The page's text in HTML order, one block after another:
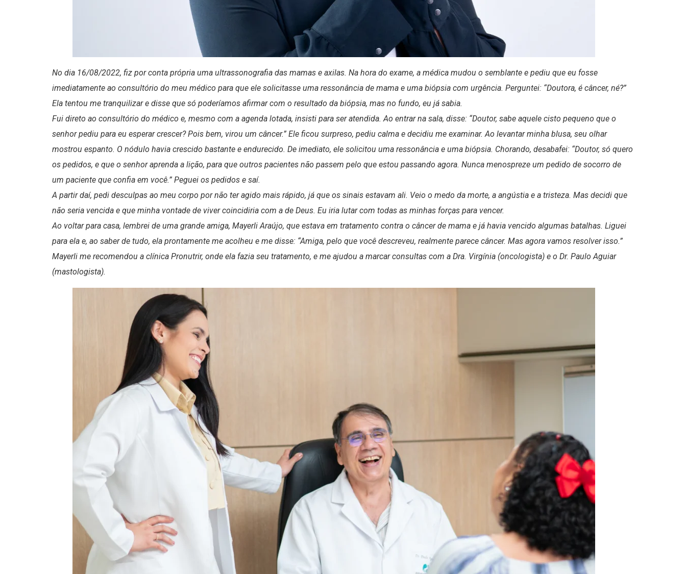
No dia 16/08/2022, fiz por conta própria uma ultrassonografia das mamas e axilas. Na hora do exame, a médica mudou o semblante e pediu que eu fosse
imediatamente ao consultório do meu médico para que ele solicitasse uma ressonância de mama e uma biópsia com urgência. Perguntei: “Doutora, é câncer, né?”
Ela tentou me tranquilizar e disse que só poderíamos afirmar com o resultado da biópsia, mas no fundo, eu já sabia.
Fui direto ao consultório do médico e, mesmo com a agenda lotada, insisti para ser atendida. Ao entrar na sala, disse: “Doutor, sabe aquele cisto pequeno que o
senhor pediu para eu esperar crescer? Pois bem, virou um câncer.” Ele ficou surpreso, pediu calma e decidiu me examinar. Ao levantar minha blusa, seu olhar
mostrou espanto. O nódulo havia crescido bastante e endurecido. De imediato, ele solicitou uma ressonância e uma biópsia. Chorando, desabafei: “Doutor, só quero
os pedidos, e que o senhor aprenda a lição, para que outros pacientes não passem pelo que estou passando agora. Nunca menospreze um pedido de socorro de
um paciente que confia em você.” Peguei os pedidos e saí.
A partir daí, pedi desculpas ao meu corpo por não ter agido mais rápido, já que os sinais estavam ali. Veio o medo da morte, a angústia e a tristeza. Mas decidi que
não seria vencida e que minha vontade de viver coincidiria com a de Deus. Eu iria lutar com todas as minhas forças para vencer.
Ao voltar para casa, lembrei de uma grande amiga, Mayerli Araújo, que estava em tratamento contra o câncer de mama e já havia vencido algumas batalhas. Liguei
para ela e, ao saber de tudo, ela prontamente me acolheu e me disse: “Amiga, pelo que você descreveu, realmente parece câncer. Mas agora vamos resolver isso.”
Mayerli me recomendou a clínica Pronutrir, onde ela fazia seu tratamento, e me ajudou a marcar consultas com a Dra. Virgínia (oncologista) e o Dr. Paulo Aguiar
(mastologista).